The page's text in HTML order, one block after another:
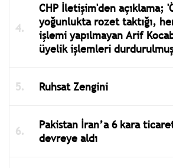
CHP İletişim'den açıklama;
yoğunlukta rozet taktığı,
işlemi yapılmayan Arif
üyelik işlemleri
Ruhsat Zengini
Pakistan İran’a 6 kara
devreye aldı